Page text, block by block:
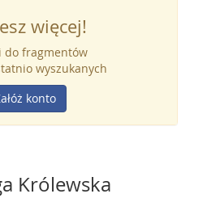
więcej!
do fragmentów
wyszukanych
konto
Królewska